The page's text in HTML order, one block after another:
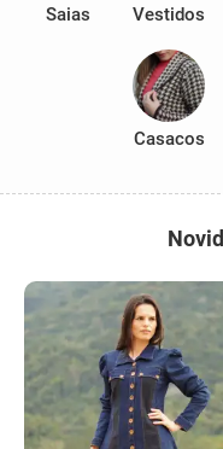
Saias Vestidos
Casacos